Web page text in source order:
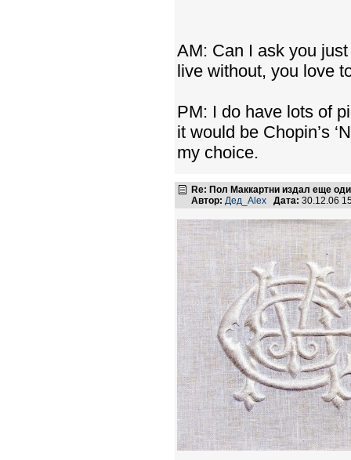
AM: Can I ask you
live without, you love
PM: I do have lots of
it would be Chopin’s
my choice.
Re: Пол Маккартни издал еще
Автор: Дед_Alex Дата: 30.12.06